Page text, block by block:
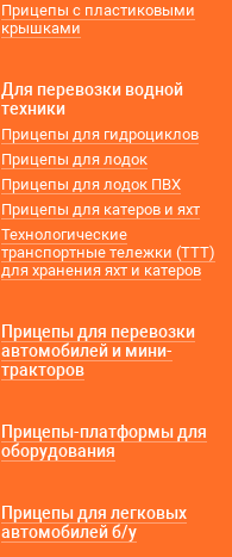
Прицепы с пластиковыми
крышками
Для перевозки водной
техники
Прицепы для гидроциклов
Прицепы для лодок
Прицепы для лодок ПВХ
Прицепы для катеров и яхт
Технологические
транспортные тележки (ТТТ)
для хранения яхт и катеров
Прицепы для перевозки
автомобилей и мини-
тракторов
Прицепы-платформы для
оборудования
Прицепы для легковых
автомобилей б/у